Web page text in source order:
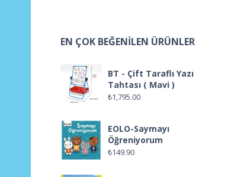
EN ÇOK BEĞENILEN ÜRÜNLER
BT - Çift Taraflı Yazı
Tahtası ( Mavi )
₺1,795.00
EOLO-Saymayı
Öğreniyorum
₺149.90